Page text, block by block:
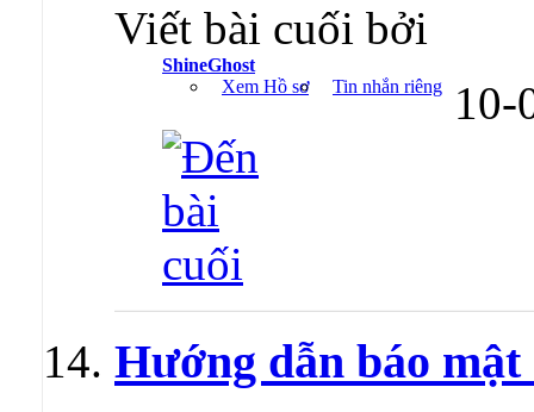
Viết bài cuối bởi
ShineGhost
Xem Hồ sơ
Tin nhắn riêng
Hướng dẫn báo